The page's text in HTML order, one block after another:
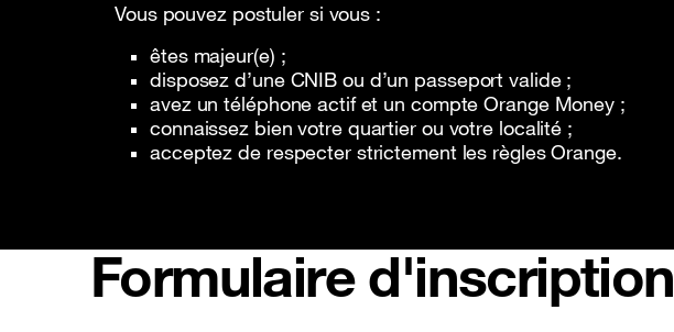
Vous pouvez postuler si vous :
êtes majeur(e) ;
disposez d’une CNIB ou d’un passeport valide ;
avez un téléphone actif et un compte Orange Money ;
connaissez bien votre quartier ou votre localité ;
acceptez de respecter strictement les règles Orange.
Formulaire d'inscription